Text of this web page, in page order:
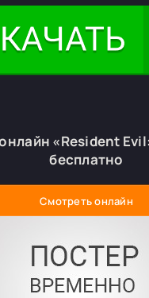
«Resident
бесплатно
Смотреть онлайн